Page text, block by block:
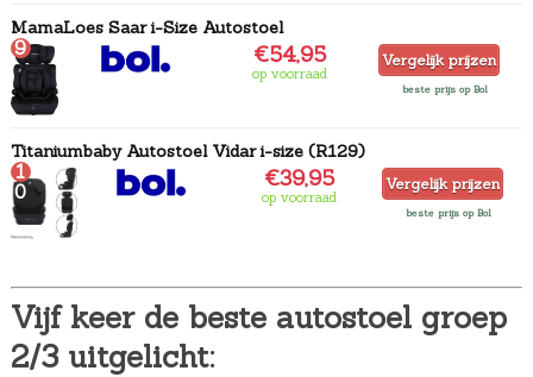
MamaLoes Saar i-Size Autostoel
9 €54,95
op voorraad
Vergelijk prijzen
beste prijs op Bol
Titaniumbaby Autostoel Vidar i-size (R129)
1
0
€39,95
op voorraad
Vergelijk prijzen
beste prijs op Bol
Vijf keer de beste autostoel groep
2/3 uitgelicht: